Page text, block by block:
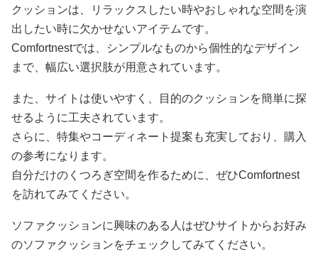
クッションは、リラックスしたい時やおしゃれな空間を演
出したい時に欠かせないアイテムです。
Comfortnestでは、シンプルなものから個性的なデザイン
まで、幅広い選択肢が用意されています。
また、サイトは使いやすく、目的のクッションを簡単に探
せるように工夫されています。
さらに、特集やコーディネート提案も充実しており、購入
の参考になります。
自分だけのくつろぎ空間を作るために、ぜひComfortnest
を訪れてみてください。
ソファクッションに興味のある人はぜひサイトからお好み
のソファクッションをチェックしてみてください。